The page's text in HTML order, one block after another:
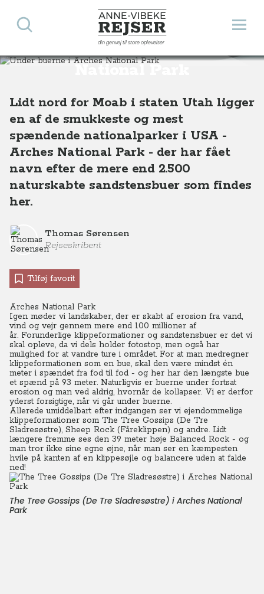
Anne-Vibeke Rejser
din genvej til store oplevelser
Åbn
Søg
Under buerne i Arches
National Park
Destinationer Nordamerika USA Under buerne i Arches National Park, Utah, USA
Lidt nord for Moab i staten Utah ligger
en af de smukkeste og mest
spændende nationalparker i USA -
Arches National Park - der har fået
navn efter de mere end 2.500
naturskabte sandstensbuer som findes
her.
Thomas Sørensen
Rejseskribent
Tilføj favorit
Arches National Park
Igen møder vi landskaber, der er skabt af erosion fra vand,
vind og vejr gennem mere end 100 millioner af
år. Forunderlige klippeformationer og sandstensbuer er det vi
skal opleve, da vi dels holder fotostop, men også har
mulighed for at vandre ture i området. For at man medregner
klippeformationen som en bue, skal den være mindst én
meter i spændet fra fod til fod - og her har den længste bue
et spænd på 93 meter. Naturligvis er buerne under fortsat
erosion og man ved aldrig, hvornår de kollapser. Vi er derfor
yderst forsigtige, når vi går under buerne.
Allerede umiddelbart efter indgangen ser vi ejendommelige
klippeformationer som The Tree Gossips (De Tre
Sladresøstre), Sheep Rock (Fåreklippen) og andre. Lidt
længere fremme ses den 39 meter høje Balanced Rock - og
man tror ikke sine egne øjne, når man ser en kæmpesten
hvile på kanten af en klippesøjle og balancere uden at falde
ned!
The Tree Gossips (De Tre Sladresøstre) i Arches National
Park